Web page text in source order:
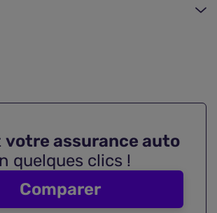
votre assurance auto
quelques clics !
Comparer